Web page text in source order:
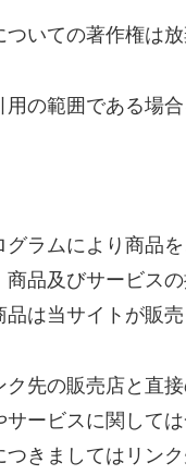
いての著作権は放
の範囲である場
ラムにより商品を
品及びサービス
は当サイトが販
先の販売店と直接
ービスに関しては
きましてはリン